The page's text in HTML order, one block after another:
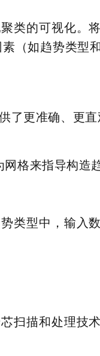
类的可视化。
（如趋势类型
了更准确、更
格来指导构造
类型中，输入
扫描和处理技